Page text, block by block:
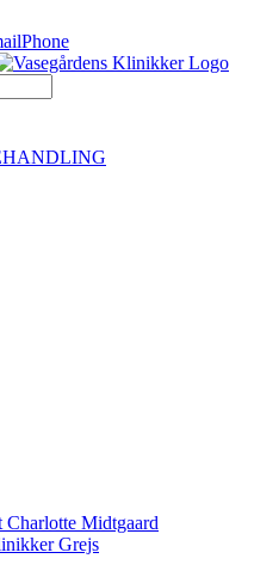
Phone
Charlotte Midtgaard
Grejs